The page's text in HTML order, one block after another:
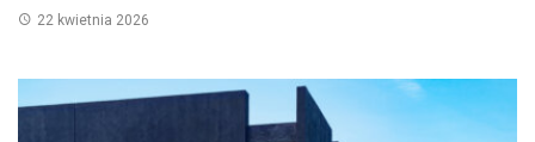
22 kwietnia 2026